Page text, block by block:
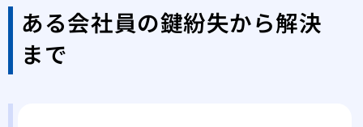
ある会社員の鍵紛失から解決
まで